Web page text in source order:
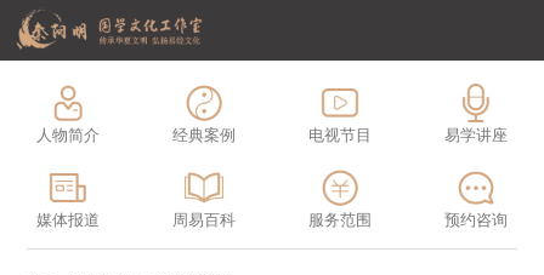
人物简介 经典案例 电视节目 易学讲座
媒体报道 周易百科 服务范围 预约咨询